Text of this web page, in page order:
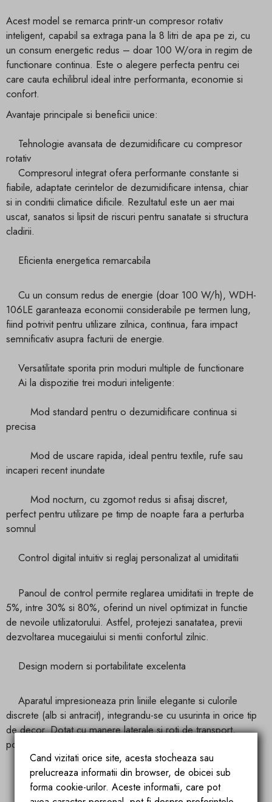
Acest model se remarca printr-un compresor rotativ
inteligent, capabil sa extraga pana la 8 litri de apa pe zi, cu
un consum energetic redus – doar 100 W/ora in regim de
functionare continua. Este o alegere perfecta pentru cei
care cauta echilibrul ideal intre performanta, economie si
confort.
Avantaje principale si beneficii unice:
Tehnologie avansata de dezumidificare cu compresor
rotativ
Compresorul integrat ofera performante constante si
fiabile, adaptate cerintelor de dezumidificare intensa, chiar
si in conditii climatice dificile. Rezultatul este un aer mai
uscat, sanatos si lipsit de riscuri pentru sanatate si structura
cladirii.
Eficienta energetica remarcabila
Cu un consum redus de energie (doar 100 W/h), WDH-
106LE garanteaza economii considerabile pe termen lung,
fiind potrivit pentru utilizare zilnica, continua, fara impact
semnificativ asupra facturii de energie.
Versatilitate sporita prin moduri multiple de functionare
Ai la dispozitie trei moduri inteligente:
Mod standard pentru o dezumidificare continua si
precisa
Mod de uscare rapida, ideal pentru textile, rufe sau
incaperi recent inundate
Mod nocturn, cu zgomot redus si afisaj discret,
perfect pentru utilizare pe timp de noapte fara a perturba
somnul
Control digital intuitiv si reglaj personalizat al umiditatii
Panoul de control permite reglarea umiditatii in trepte de
5%, intre 30% si 80%, oferind un nivel optimizat in functie
de nevoile utilizatorului. Astfel, protejezi sanatatea, previi
dezvoltarea mucegaiului si mentii confortul zilnic.
Design modern si portabilitate excelenta
Aparatul impresioneaza prin liniile elegante si culorile
discrete (alb si antracit), integrandu-se cu usurinta in orice tip
de decor. Dotat cu manere laterale si roti de transport,
poate fi mutat cu usurinta dintr-o incapere in alta, fara efort.
Filtrare si purificare a aerului
Cand vizitati orice site, acesta stocheaza sau
prelucreaza informatii din browser, de obicei sub
forma cookie-urilor. Aceste informatii, care pot